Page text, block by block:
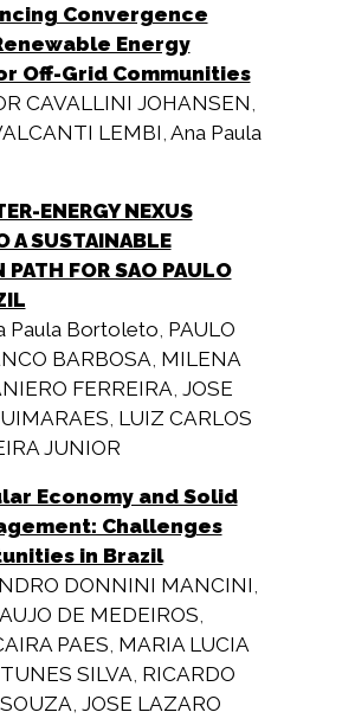
Convergence
Energy
Off-Grid Communities
CAVALLINI JOHANSEN
LEMBI Ana Paula
ENERGY NEXUS
A SUSTAINABLE
PATH FOR SAO PAULO
Paula Bortoleto PAULO
BARBOSA MILENA
FERREIRA JOSE
LUIZ CARLOS
JUNIOR
Economy and Solid
Challenges
in Brazil
DONNINI MANCINI
DE MEDEIROS
PAES MARIA LUCIA
SILVA RICARDO
JOSE LAZARO